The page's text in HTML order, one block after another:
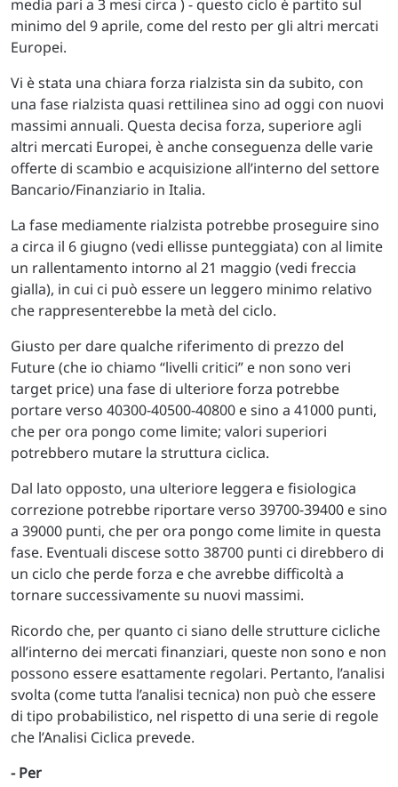
media pari a 3 mesi circa ) - questo ciclo è partito sul
minimo del 9 aprile, come del resto per gli altri mercati
Europei.
Vi è stata una chiara forza rialzista sin da subito, con
una fase rialzista quasi rettilinea sino ad oggi con nuovi
massimi annuali. Questa decisa forza, superiore agli
altri mercati Europei, è anche conseguenza delle varie
offerte di scambio e acquisizione all’interno del settore
Bancario/Finanziario in Italia.
La fase mediamente rialzista potrebbe proseguire sino
a circa il 6 giugno (vedi ellisse punteggiata) con al limite
un rallentamento intorno al 21 maggio (vedi freccia
gialla), in cui ci può essere un leggero minimo relativo
che rappresenterebbe la metà del ciclo.
Giusto per dare qualche riferimento di prezzo del
Future (che io chiamo “livelli critici” e non sono veri
target price) una fase di ulteriore forza potrebbe
portare verso 40300-40500-40800 e sino a 41000 punti,
che per ora pongo come limite; valori superiori
potrebbero mutare la struttura ciclica.
Dal lato opposto, una ulteriore leggera e fisiologica
correzione potrebbe riportare verso 39700-39400 e sino
a 39000 punti, che per ora pongo come limite in questa
fase. Eventuali discese sotto 38700 punti ci direbbero di
un ciclo che perde forza e che avrebbe difficoltà a
tornare successivamente su nuovi massimi.
Ricordo che, per quanto ci siano delle strutture cicliche
all’interno dei mercati finanziari, queste non sono e non
possono essere esattamente regolari. Pertanto, l’analisi
svolta (come tutta l’analisi tecnica) non può che essere
di tipo probabilistico, nel rispetto di una serie di regole
che l’Analisi Ciclica prevede.
- Per